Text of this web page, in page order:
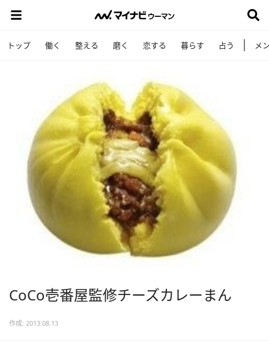
トップ 働く 整える 磨く 恋する 暮らす 占う メ
CoCo壱番屋監修チーズカレーまん
作成: 2013.08.13